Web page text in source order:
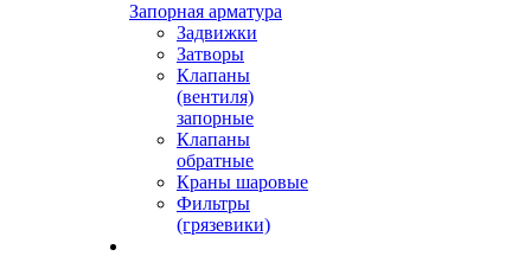
Запорная арматура
Задвижки
Затворы
Клапаны
(вентиля)
запорные
Клапаны
обратные
Краны шаровые
Фильтры
(грязевики)